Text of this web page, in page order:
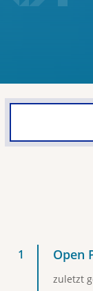
Open
zuletzt